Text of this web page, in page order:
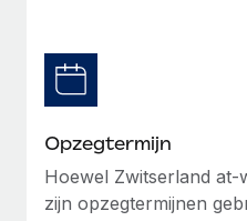
Eenvoudig secundaire
beheren
BLOG
Productupdates van
te helpen bij het aannemen,
Opzegtermijn
Hoewel Zwitserland
zijn opzegtermijnen